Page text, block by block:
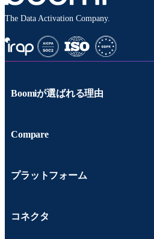
The Data Activation Company.
Boomiが選ばれる理由
Compare
プラットフォーム
コネクタ